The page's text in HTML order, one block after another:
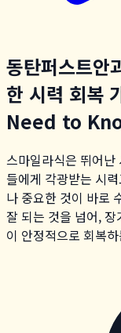
동탄퍼스트안
한 시력 회복
Need to
스마일라식은 뛰어난
들에게 각광받는 시
나 중요한 것이 바로
잘 되는 것을 넘어,
이 안정적으로 회복